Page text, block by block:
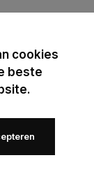
cookies
beste